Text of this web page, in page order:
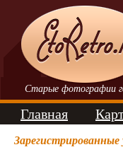
Старые фотографии
Главная